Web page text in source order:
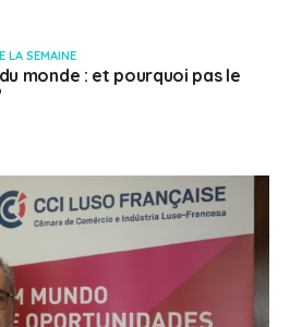
LA SEMAINE
monde : et pourquoi pas le